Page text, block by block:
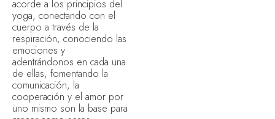
acorde a los principios del
yoga, conectando con el
cuerpo a través de la
respiración, conociendo las
emociones y
adentrándonos en cada una
de ellas, fomentando la
comunicación, la
cooperación y el amor por
uno mismo son la base para